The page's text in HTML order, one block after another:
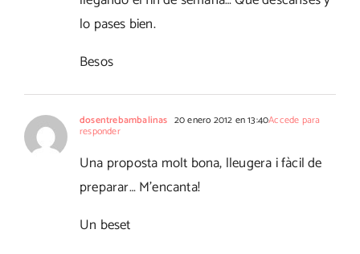
lo pases bien.
Besos
dosentrebambalinas 20 enero 2012 en 13:40Accede para
responder
Una proposta molt bona, lleugera i fàcil de
preparar… M'encanta!
Un beset